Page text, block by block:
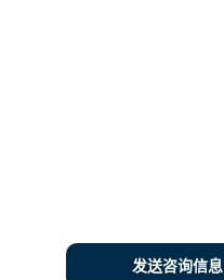
发送咨询信息